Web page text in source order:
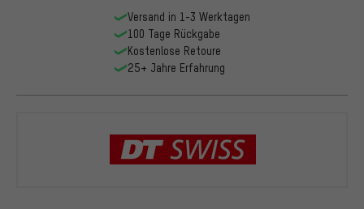
Versand in 1-3 Werktagen
100 Tage Rückgabe
Kostenlose Retoure
25+ Jahre Erfahrung
DT Swiss